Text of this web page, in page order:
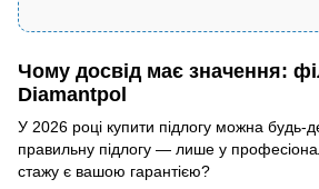
Чому досвід має значення:
Diamantpol
У 2026 році купити підлогу можна будь-
правильну підлогу — лише у
стажу є вашою гарантією?